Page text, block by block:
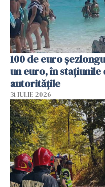
100 de euro
un euro, în stațiunile
autoritățile
31 IULIE 2026